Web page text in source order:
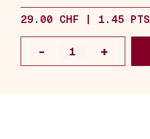
29.00 CHF | 1.45 PTS